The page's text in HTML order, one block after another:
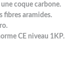
coque carbone.
fibres aramides.
CE niveau 1KP.